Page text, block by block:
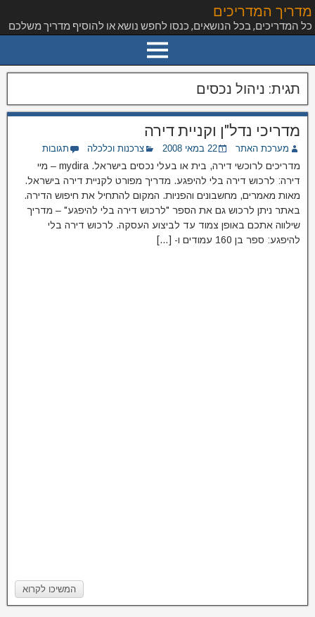
מדריך המדריכים
כל המדריכים, בכל הנושאים, כנסו לחפש נושא או להוסיף מדריך משלכם
תגית: ניהול נכסים
מדריכי נדל"ן וקניית דירה
מערכת האתר 22 במאי 2008 צרכנות וכלכלה תגובות
מדריכים לרוכשי דירה, בית או בעלי נכסים בישראל. mydira – מיי
דירה: לרכוש דירה בלי להיפגע. מדריך מפורט לקניית דירה בישראל.
מאות מאמרים, מחשבונים והפניות. המקום להתחיל את חיפוש הדירה.
באתר ניתן לרכוש גם את הספר "לרכוש דירה בלי להיפגע" – מדריך
שילווה אתכם באופן צמוד עד לביצוע העסקה. לרכוש דירה בלי
להיפגע: ספר בן 160 עמודים ו- […]
המשיכו לקרוא